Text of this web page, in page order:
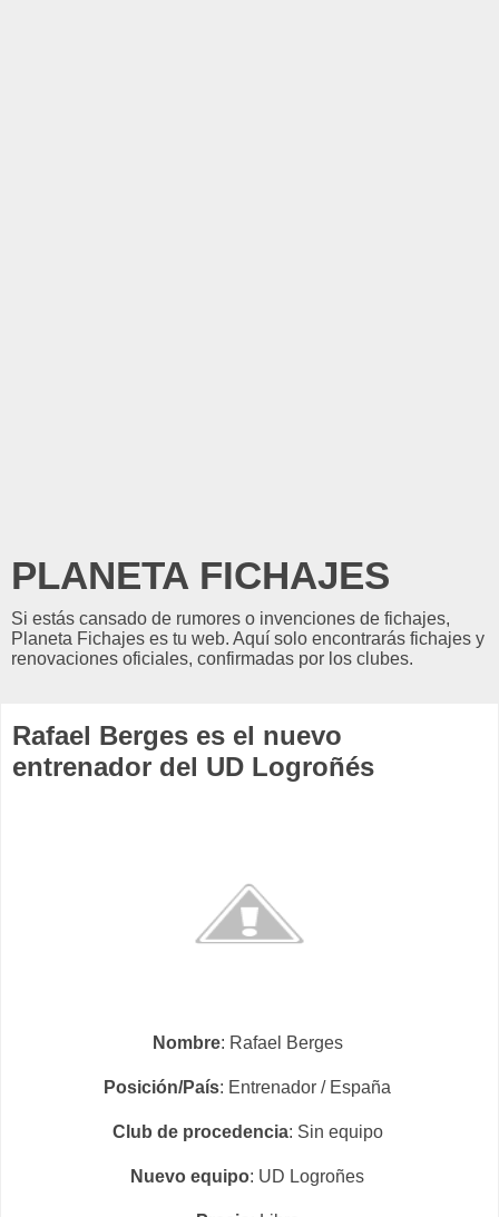
PLANETA FICHAJES
Si estás cansado de rumores o invenciones de fichajes,
Planeta Fichajes es tu web. Aquí solo encontrarás fichajes y
renovaciones oficiales, confirmadas por los clubes.
Rafael Berges es el nuevo
entrenador del UD Logroñés
Nombre: Rafael Berges
Posición/País: Entrenador / España
Club de procedencia: Sin equipo
Nuevo equipo: UD Logroñes